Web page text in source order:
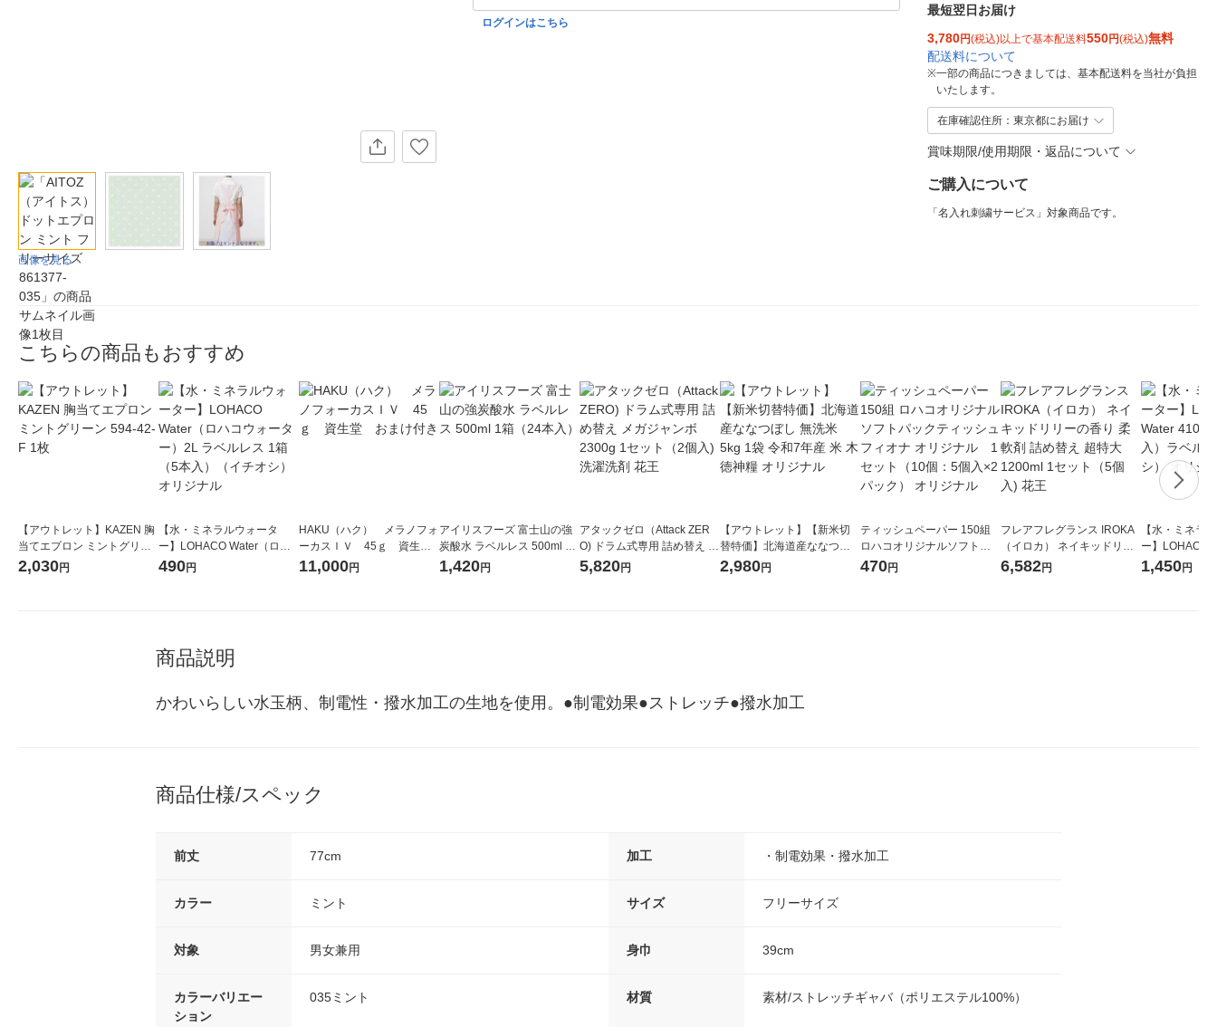
画像を見る
ログインはこちら
最短翌日お届け
3,780円(税込)以上で基本配送料550円(税込)無料
配送料について
※一部の商品につきましては、基本配送料を当社が負担
いたします。
在庫確認住所：東京都にお届け
賞味期限/使用期限・返品について
ご購入について
「名入れ刺繍サービス」対象商品です。
こちらの商品もおすすめ
【アウトレット】KAZEN 胸
当てエプロン ミントグリー
ン 594-42-F 1枚
2,030円
【水・ミネラルウォータ
ー】LOHACO Water（ロハ
コウォーター）2L ラベルレ
490円
HAKU（ハク） メラノフォ
ーカスＩＶ 45ｇ 資生
堂 おまけ付き
11,000円
アイリスフーズ 富士山の強
炭酸水 ラベルレス 500ml 1
箱（24本入）
1,420円
アタックゼロ（Attack ZER
O) ドラム式専用 詰め替え メ
ガジャンボ 2300g 1セット
5,820円
【アウトレット】【新米切
替特価】北海道産ななつぼ
し 無洗米 5kg 1袋 令和7年産
2,980円
ティッシュペーパー 150組
ロハコオリジナルソフトパ
ックティッシュ フィオナ オ
470円
フレアフレグランス IROKA
（イロカ） ネイキッドリリ
ーの香り 柔軟剤 詰め替え 超
6,582円
【水・ミネラ
ー】LOHACO
1箱（20本入
1,450円
商品説明
かわいらしい水玉柄、制電性・撥水加工の生地を使用。●制電効果●ストレッチ●撥水加工
商品仕様/スペック
前丈 77cm 加工 ・制電効果・撥水加工
カラー ミント サイズ フリーサイズ
対象 男女兼用 身巾 39cm
カラーバリエー
ション
035ミント 材質 素材/ストレッチギャバ（ポリエステル100%）